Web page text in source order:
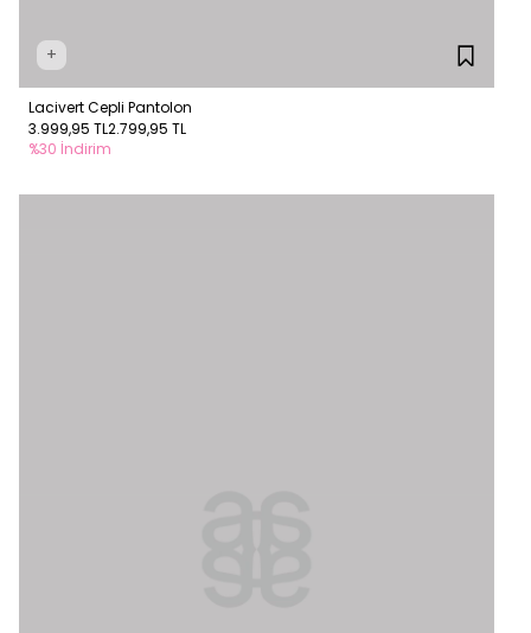
+
Lacivert Cepli Pantolon
3.999,95 TL2.799,95 TL
%30 İndirim